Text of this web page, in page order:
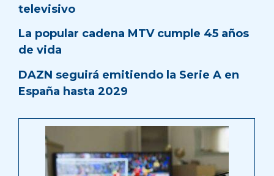
televisivo
La popular cadena MTV cumple 45 años
de vida
DAZN seguirá emitiendo la Serie A en
España hasta 2029